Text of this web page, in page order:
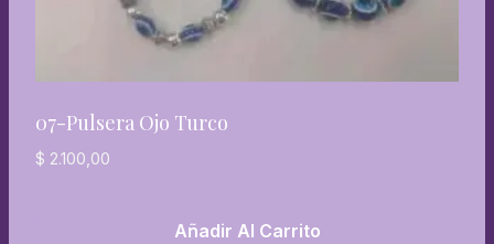
07-Pulsera Ojo Turco
$ 2.100,00
Añadir Al Carrito